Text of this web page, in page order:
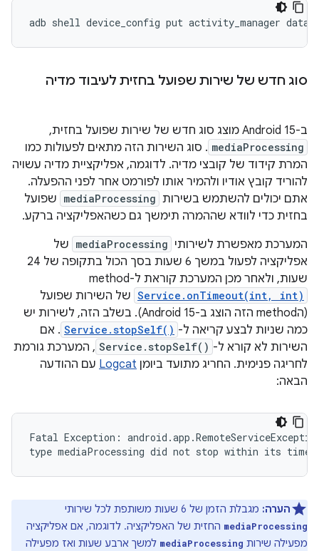
adb shell device_config put activity_manager
סוג חדש של שירות שפועל בחזית לעיבוד מדיה
ב-Android 15 מוצג סוג חדש של שירות שפועל בחזית,
mediaProcessing . סוג השירות הזה מתאים לפעולות כמו
המרת קידוד של קובצי מדיה. לדוגמה, אפליקציית מדיה עשויה
להוריד קובץ אודיו ולהמיר אותו לפורמט אחר לפני ההפעלה.
אתם יכולים להשתמש בשירות mediaProcessing שפועל
בחזית כדי לוודא שההמרה תימשך גם כשהאפליקציה ברקע.
המערכת מאפשרת לשירותי mediaProcessing של
אפליקציה לפעול במשך 6 שעות בסך הכול בתקופה של 24
שעות, ולאחר מכן המערכת קוראת ל-method‏
Service.onTimeout(int, int) של השירות שפועל
(הmethod הזה הוצג ב-Android 15). בשלב הזה, לשירות יש
כמה שניות לבצע קריאה ל- Service.stopSelf() . אם
השירות לא קורא ל- Service.stopSelf() , המערכת גורמת
לחריגה פנימית. החריג מתועד ביומן Logcat עם ההודעה
הבאה:
Fatal Exception:
הערה: מגבלת הזמן של 6 שעות משותפת לכל שירותי
mediaProcessing החזית של האפליקציה. לדוגמה, אם אפליקציה
מפעילה שירות mediaProcessing למשך ארבע שעות ואז מפעילה